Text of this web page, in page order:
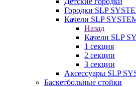
Городки SLP
Качели SLP
Назад
Качели SLP
1 секция
2 секции
3 секции
Аксессуары SLP
Баскетбольные стойки